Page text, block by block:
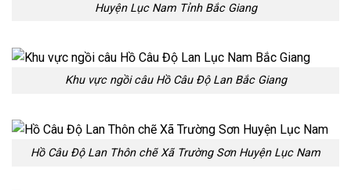
Huyện Lục Nam Tỉnh Bắc Giang
Khu vực ngồi câu Hồ Câu Độ Lan Bắc Giang
Hồ Câu Độ Lan Thôn chẽ Xã Trường Sơn Huyện Lục Nam